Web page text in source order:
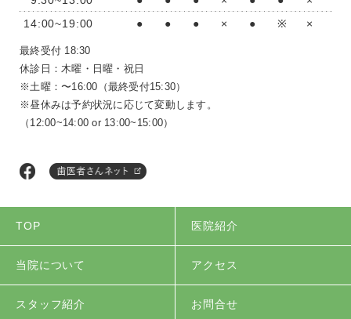
14:00~19:00
● ● ● × ● ※ ×
最終受付 18:30
休診日：木曜・日曜・祝日
※土曜：〜16:00（最終受付15:30）
※昼休みは予約状況に応じて変動します。
（12:00~14:00 or 13:00~15:00）
TOP
当院について
スタッフ紹介
医院紹介
アクセス
お問合せ